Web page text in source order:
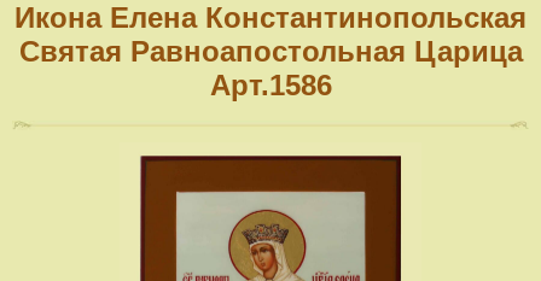
Икона Елена Константинопольская
Святая Равноапостольная Царица
Арт.1586